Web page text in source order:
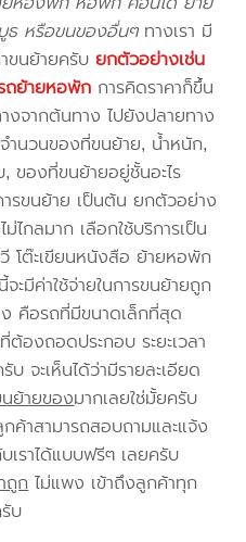
ธ หรือขนของอื่นๆทางเรา มี
ขนย้ายครับยกตัวอย่างเช่น
ถย้ายหอพัก การคิดราคาก็ขึ้น
างจากต้นทาง ไปยังปลายทาง
ำนวนของที่ขนย้าย, น้ำหนัก,
ของที่ขนย้ายอยู่ชั้นอะไร
ารขนย้าย เป็นต้น ยกตัวอย่าง
ไกลมาก เลือกใช้บริการเป็น
โต๊ะเขียนหนังสือ ย้ายหอพัก
มีค่าใช้จ่ายในการขนย้ายถูก
ง คือรถที่มีขนาดเล็กที่สุด
องถอดประกอบ ระยะเวลา
จะเห็นได้ว่ามีรายละเอียด
นย้ายของมากเลยใช่มั้ยครับ
ค้าสามารถสอบถามและแจ้ง
เราได้แบบฟรีๆ เลยครับ
ถูกไม่แพง เข้าถึงลูกค้าทุก
บ